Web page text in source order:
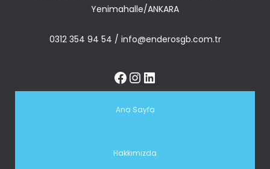
Yenimahalle/ANKARA
0312 354 94 54 / info@enderosgb.com.tr
Ana Sayfa
Hakkımızda